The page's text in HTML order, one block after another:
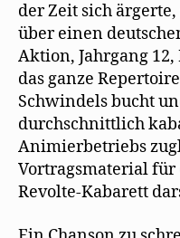
der Zeit sich
über einen
Aktion, Jahrgang
das ganze
Schwindels bucht
durchschnittlich
Animierbetriebs
Vortragsmaterial
Revolte-Kabarett